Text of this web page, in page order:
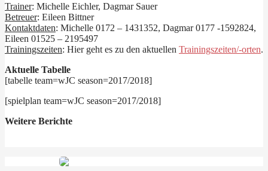
Trainer: Michelle Eichler, Dagmar Sauer
Betreuer: Eileen Bittner
Kontaktdaten: Michelle 0172 – 1431352, Dagmar 0177 -1592824,
Eileen 01525 – 2195497
Trainingszeiten: Hier geht es zu den aktuellen Trainingszeiten/-orten.
Aktuelle Tabelle
[tabelle team=wJC season=2017/2018]
[spielplan team=wJC season=2017/2018]
Weitere Berichte